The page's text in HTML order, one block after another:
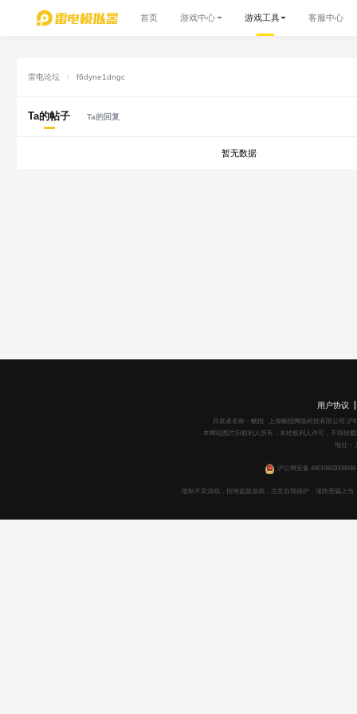
首页 游戏中心 游戏工具 客服中心
雷电论坛 f6dyne1dngc
Ta的帖子 Ta的回复
暂无数据
用户协议
开发者名称：畅指 上海畅指网络科技有限公司 沪
本网站图片归权利人所有，未经权利人许可，不得转
地址：
沪公网安备 44010602006048
抵制不良游戏，拒绝盗版游戏，注意自我保护，谨防受骗上